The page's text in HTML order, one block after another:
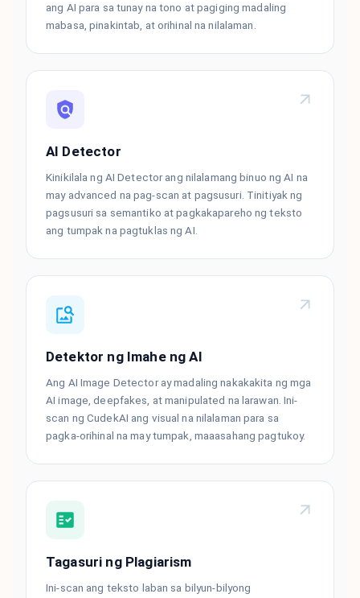
ang AI para sa tunay na tono at pagiging madaling
mabasa, pinakintab, at orihinal na nilalaman.
AI Detector
Kinikilala ng AI Detector ang nilalamang binuo ng AI na
may advanced na pag-scan at pagsusuri. Tinitiyak ng
pagsusuri sa semantiko at pagkakapareho ng teksto
ang tumpak na pagtuklas ng AI.
Detektor ng Imahe ng AI
Ang AI Image Detector ay madaling nakakakita ng mga
AI image, deepfakes, at manipulated na larawan. Ini-
scan ng CudekAI ang visual na nilalaman para sa
pagka-orihinal na may tumpak, maaasahang pagtukoy.
Tagasuri ng Plagiarism
Ini-scan ang teksto laban sa bilyun-bilyong